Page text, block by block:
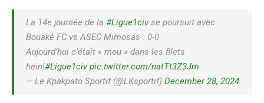
La 14e journée de la #Ligue1civse poursuit avec :
Bouaké FC vs ASEC Mimosas : 0-0
Aujourd’hui c’était « mou » dans les filets
hein!#Ligue1civ pic.twitter.com/natTt3Z3Jm
— Le Kpakpato Sportif (@LKsportif) December 28, 2024